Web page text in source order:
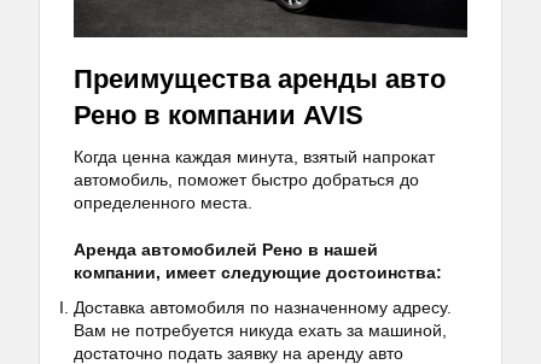
Преимущества аренды авто
Рено в компании AVIS
Когда ценна каждая минута, взятый напрокат
автомобиль, поможет быстро добраться до
определенного места.
Аренда автомобилей Рено в нашей
компании, имеет следующие достоинства:
Доставка автомобиля по назначенному адресу.
Вам не потребуется никуда ехать за машиной,
достаточно подать заявку на аренду авто